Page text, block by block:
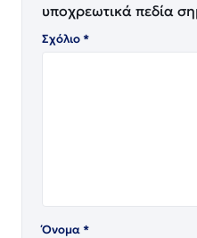
υποχρεωτικά πεδία
Σχόλιο*
Όνομα*